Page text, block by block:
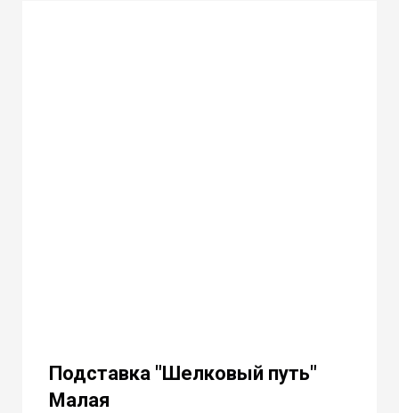
Подставка "Шелковый путь"
Малая